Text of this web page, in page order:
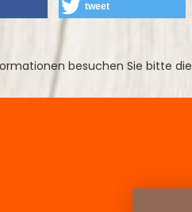
tweet
besuchen Sie bitte die